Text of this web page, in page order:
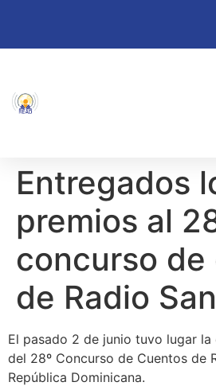
Entregados
premios al
concurso
de Radio
El pasado 2 de junio tuvo lugar
del 28º Concurso de Cuentos de
República Dominicana.